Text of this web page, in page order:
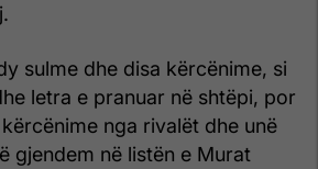
sulme dhe disa kërcënime, si
letra e pranuar në shtëpi, por
nga rivalët dhe unë
gjendem në listën e Murat